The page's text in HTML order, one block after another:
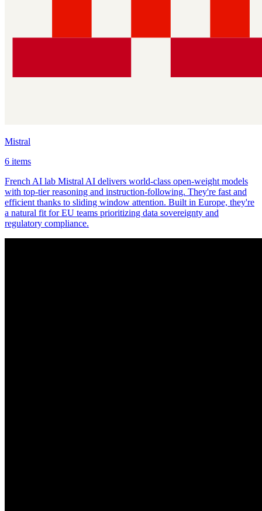
Mistral
6 items
French AI lab Mistral AI delivers world-class open-weight models
with top-tier reasoning and instruction-following. They're fast and
efficient thanks to sliding window attention. Built in Europe, they're
a natural fit for EU teams prioritizing data sovereignty and
regulatory compliance.